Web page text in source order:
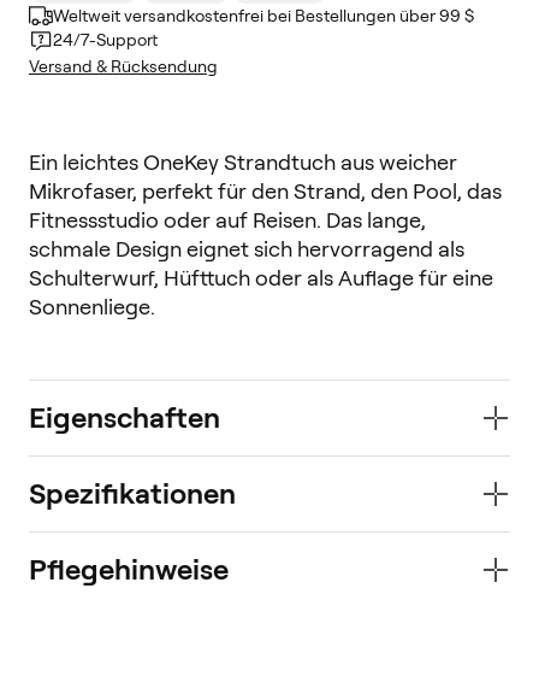
Weltweit versandkostenfrei bei Bestellungen über 99 $
24/7-Support
Versand & Rücksendung
Ein leichtes OneKey Strandtuch aus weicher
Mikrofaser, perfekt für den Strand, den Pool, das
Fitnessstudio oder auf Reisen. Das lange,
schmale Design eignet sich hervorragend als
Schulterwurf, Hüfttuch oder als Auflage für eine
Sonnenliege.
Eigenschaften
Spezifikationen
Pflegehinweise